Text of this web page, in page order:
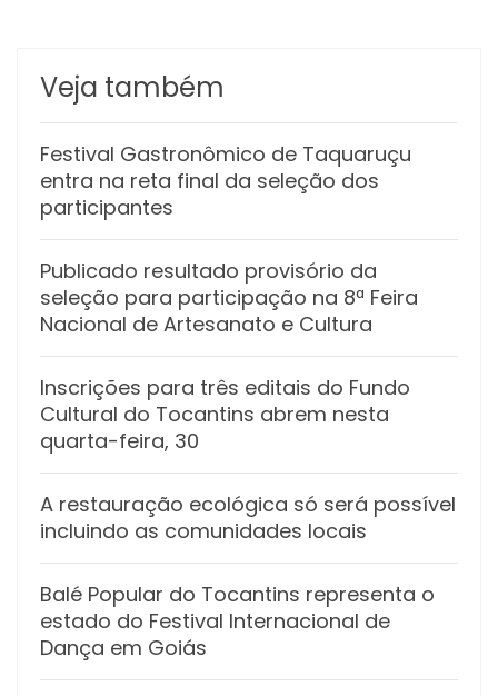
Veja também
Festival Gastronômico de Taquaruçu
entra na reta final da seleção dos
participantes
Publicado resultado provisório da
seleção para participação na 8ª Feira
Nacional de Artesanato e Cultura
Inscrições para três editais do Fundo
Cultural do Tocantins abrem nesta
quarta-feira, 30
A restauração ecológica só será possível
incluindo as comunidades locais
Balé Popular do Tocantins representa o
estado do Festival Internacional de
Dança em Goiás